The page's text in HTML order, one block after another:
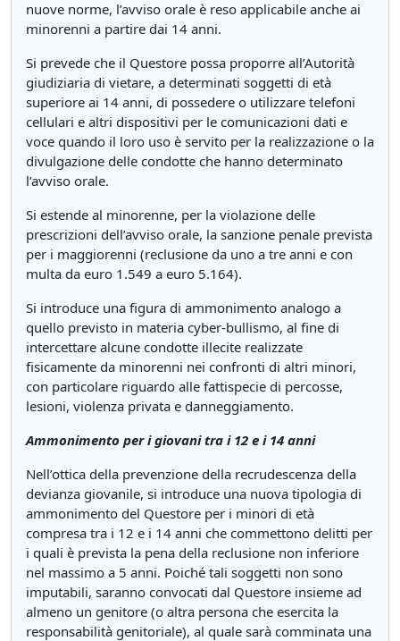
nuove norme, l’avviso orale è reso applicabile anche ai
minorenni a partire dai 14 anni.
Si prevede che il Questore possa proporre all’Autorità
giudiziaria di vietare, a determinati soggetti di età
superiore ai 14 anni, di possedere o utilizzare telefoni
cellulari e altri dispositivi per le comunicazioni dati e
voce quando il loro uso è servito per la realizzazione o la
divulgazione delle condotte che hanno determinato
l’avviso orale.
Si estende al minorenne, per la violazione delle
prescrizioni dell’avviso orale, la sanzione penale prevista
per i maggiorenni (reclusione da uno a tre anni e con
multa da euro 1.549 a euro 5.164).
Si introduce una figura di ammonimento analogo a
quello previsto in materia cyber-bullismo, al fine di
intercettare alcune condotte illecite realizzate
fisicamente da minorenni nei confronti di altri minori,
con particolare riguardo alle fattispecie di percosse,
lesioni, violenza privata e danneggiamento.
Ammonimento per i giovani tra i 12 e i 14 anni
Nell’ottica della prevenzione della recrudescenza della
devianza giovanile, si introduce una nuova tipologia di
ammonimento del Questore per i minori di età
compresa tra i 12 e i 14 anni che commettono delitti per
i quali è prevista la pena della reclusione non inferiore
nel massimo a 5 anni. Poiché tali soggetti non sono
imputabili, saranno convocati dal Questore insieme ad
almeno un genitore (o altra persona che esercita la
responsabilità genitoriale), al quale sarà comminata una